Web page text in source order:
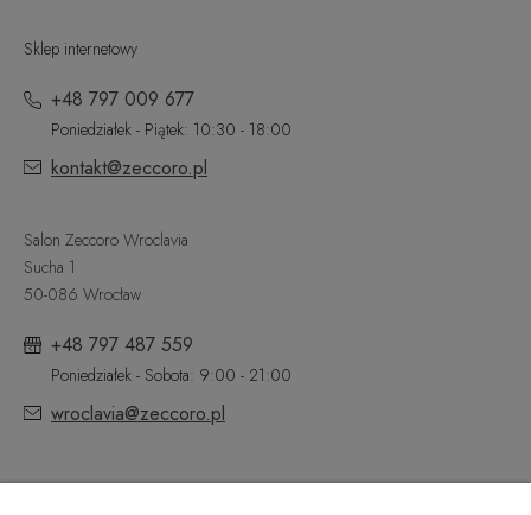
Sklep internetowy
+48 797 009 677
Poniedziałek - Piątek: 10:30 - 18:00
kontakt@zeccoro.pl
Salon Zeccoro Wroclavia
Sucha 1
50-086 Wrocław
+48 797 487 559
Poniedziałek - Sobota: 9:00 - 21:00
wroclavia@zeccoro.pl